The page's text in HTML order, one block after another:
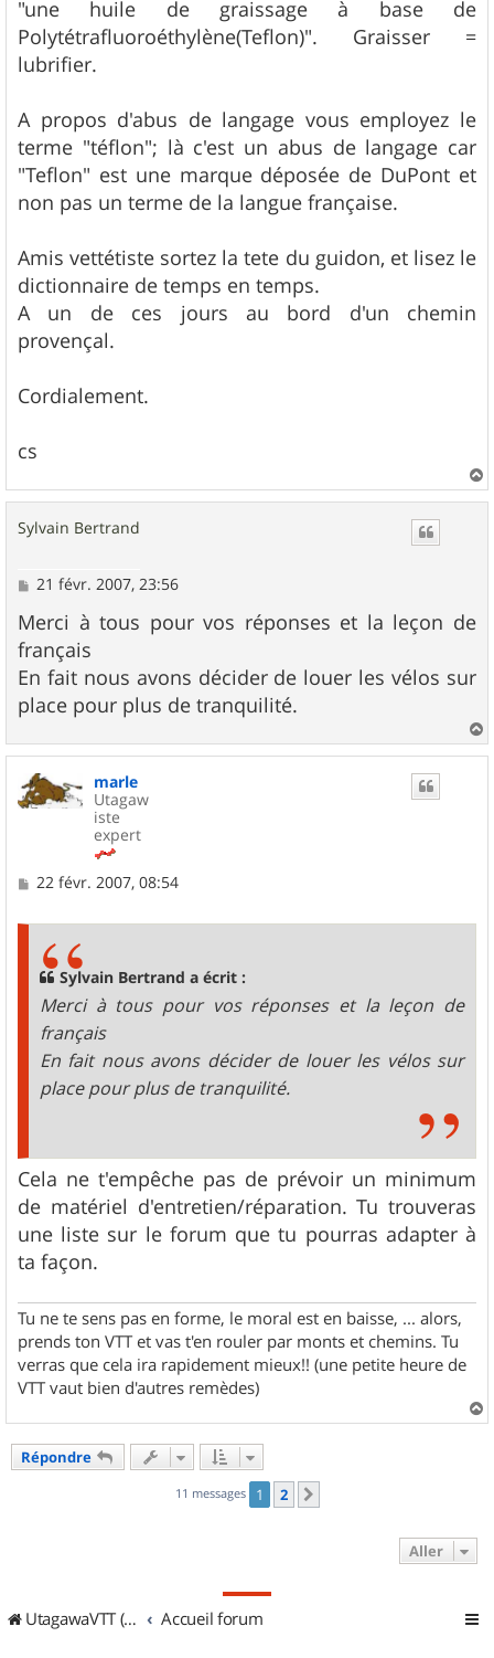
"une huile de graissage à base de
Polytétrafluoroéthylène(Teflon)". Graisser =
lubrifier.
A propos d'abus de langage vous employez le
terme "téflon"; là c'est un abus de langage car
"Teflon" est une marque déposée de DuPont et
non pas un terme de la langue française.
Amis vettétiste sortez la tete du guidon, et lisez le
dictionnaire de temps en temps.
A un de ces jours au bord d'un chemin
provençal.
Cordialement.
cs
a
Sylvain Bertrand
M
s
s
a
g
e
21 févr. 2007, 23:56
Merci à tous pour vos réponses et la leçon de
français
En fait nous avons décider de louer les vélos sur
place pour plus de tranquilité.
a
u
marle
Utagaw
iste
expert
M
22 févr. 2007, 08:54
Sylvain Bertrand a écrit :
Merci à tous pour vos réponses et la leçon de
français
En fait nous avons décider de louer les vélos sur
place pour plus de tranquilité.
Cela ne t'empêche pas de prévoir un minimum
de matériel d'entretien/réparation. Tu trouveras
une liste sur le forum que tu pourras adapter à
ta façon.
Tu ne te sens pas en forme, le moral est en baisse, ... alors,
prends ton VTT et vas t'en rouler par monts et chemins. Tu
verras que cela ira rapidement mieux!! (une petite heure de
VTT vaut bien d'autres remèdes)
a
Répondre
11 messages 1 2
Aller
UtagawaVTT (Randos VTT et VTTAE avec traces GPS) Accueil forum